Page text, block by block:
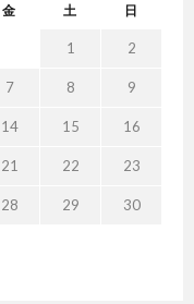
金 土 日
1 2
7 8 9
14 15 16
21 22 23
28 29 30